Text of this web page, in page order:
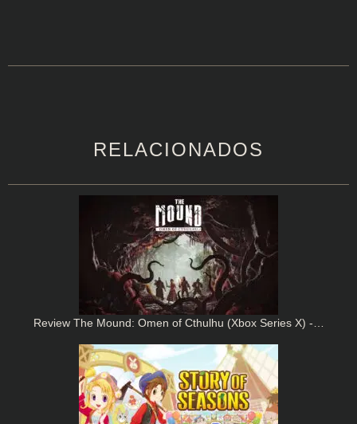
RELACIONADOS
Review The Mound: Omen of Cthulhu (Xbox Series X) -…